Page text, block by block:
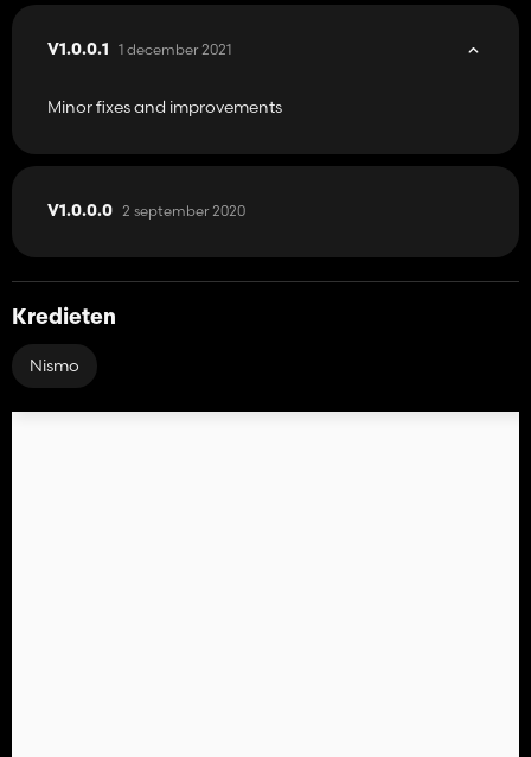
V1.0.0.1 1 december 2021
Minor fixes and improvements
V1.0.0.0 2 september 2020
Kredieten
Nismo